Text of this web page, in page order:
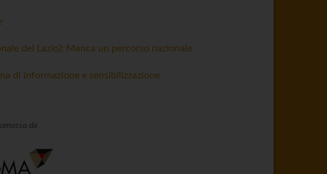
del Lazio): Manca un percorso nazionale
di informazione e sensibilizzazione
da